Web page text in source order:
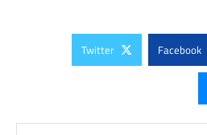
Facebook
Twitter